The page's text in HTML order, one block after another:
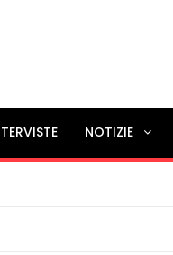
NOTIZIE